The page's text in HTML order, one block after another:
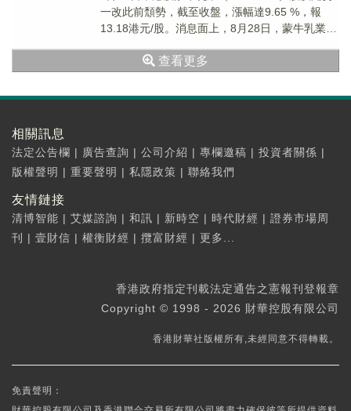
一改此前頹勢，截至收盤，漲幅達9.65 %，報
13.18港元/股。消息面上，8月28日，蒙牛乳業宣
查看更多
相關訊息
法定公告欄 | 廣告查詢 | 公司介紹 | 專欄邀稿 | 投資者關係 |
版權聲明 | 重要聲明 | 私隱政策 | 聯絡我們
友情鏈接
清博智能 | 艾媒諮詢 | 和訊 | 新時空 | 時代財經 | 證券市場周
刊
| 壹財信 | 權衡財經 | 攬富財經 | 更多...
香港政府指定刊載法定通告之憲報刊登報章
Copyright © 1998 - 2026 財華控股有限公司
香港財華社版權所有,未經同意不得轉載。
免責聲明：